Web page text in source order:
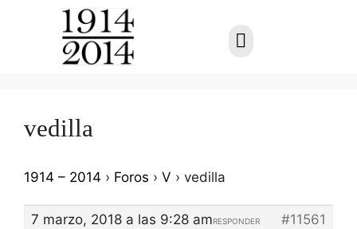
vedilla
1914 – 2014 › Foros › V › vedilla
7 marzo, 2018 a las 9:28 am #11561
RESPONDER